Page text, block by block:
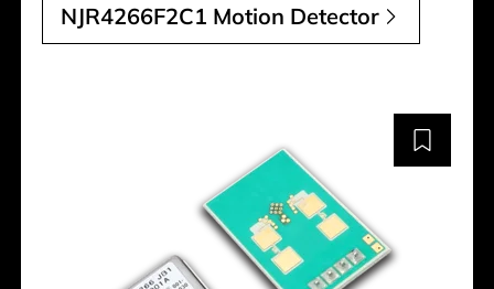
NJR4266F2C1 Motion Detector